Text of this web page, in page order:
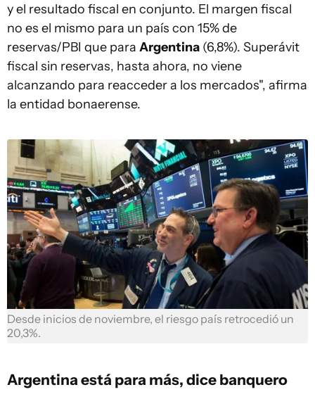
y el resultado fiscal en conjunto. El margen fiscal
no es el mismo para un país con 15% de
reservas/PBI que para Argentina (6,8%). Superávit
fiscal sin reservas, hasta ahora, no viene
alcanzando para reacceder a los mercados", afirma
la entidad bonaerense.
Desde inicios de noviembre, el riesgo país retrocedió un
20,3%.
Argentina está para más, dice banquero